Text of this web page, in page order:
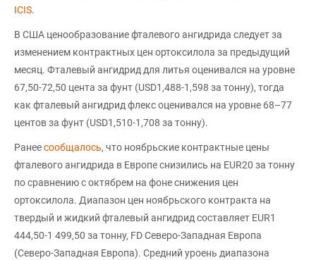
ICIS.
В США ценообразование фталевого ангидрида следует за
изменением контрактных цен ортоксилола за предыдущий
месяц. Фталевый ангидрид для литья оценивался на уровне
67,50-72,50 цента за фунт (USD1,488-1,598 за тонну), тогда
как фталевый ангидрид флекс оценивался на уровне 68–77
центов за фунт (USD1,510-1,708 за тонну).
Ранеесообщалось, что ноябрьские контрактные цены
фталевого ангидрида в Европе снизились на EUR20 за тонну
по сравнению с октябрем на фоне снижения цен
ортоксилола. Диапазон цен ноябрьского контракта на
твердый и жидкий фталевый ангидрид составляет EUR1
444,50-1 499,50 за тонну, FD Северо-Западная Европа
(Северо-Западная Европа). Средний уроень диапазона